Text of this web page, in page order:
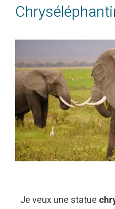
Je veux une statue